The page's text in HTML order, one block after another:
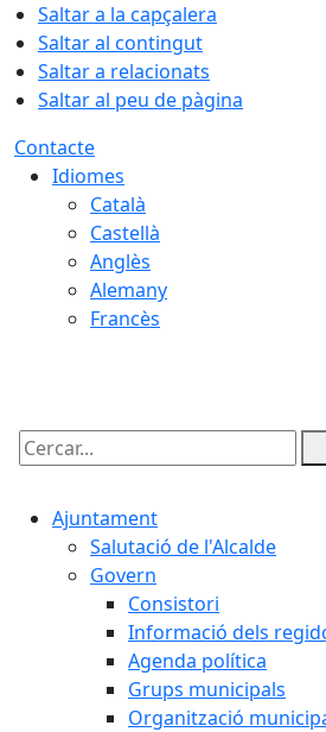
Saltar a la capçalera
Saltar al contingut
Saltar a relacionats
Saltar al peu de pàgina
Contacte
Idiomes
Català
Castellà
Anglès
Alemany
Francès
Cercar:
Ajuntament
Salutació de l'Alcalde
Govern
Consistori
Informació dels
Agenda política
Grups municipals
Organització